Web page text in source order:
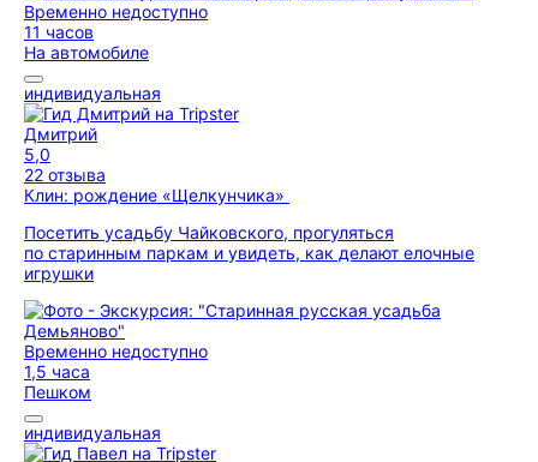
Временно недоступно
11 часов
На автомобиле
индивидуальная
Дмитрий
5,0
22 отзыва
Клин: рождение «Щелкунчика»
Посетить усадьбу Чайковского, прогуляться
по старинным паркам и увидеть, как делают елочные
игрушки
Временно недоступно
1,5 часа
Пешком
индивидуальная